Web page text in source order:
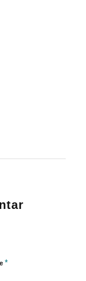
*